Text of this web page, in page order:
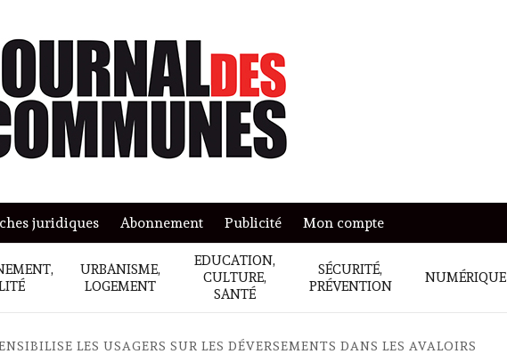
juridiques Abonnement Publicité Mon compte
URBANISME,
LOGEMENT
EDUCATION,
CULTURE,
SANTÉ
SÉCURITÉ,
PRÉVENTION
NUMÉRIQUE
LES USAGERS SUR LES DÉVERSEMENTS DANS LES AVALOIRS